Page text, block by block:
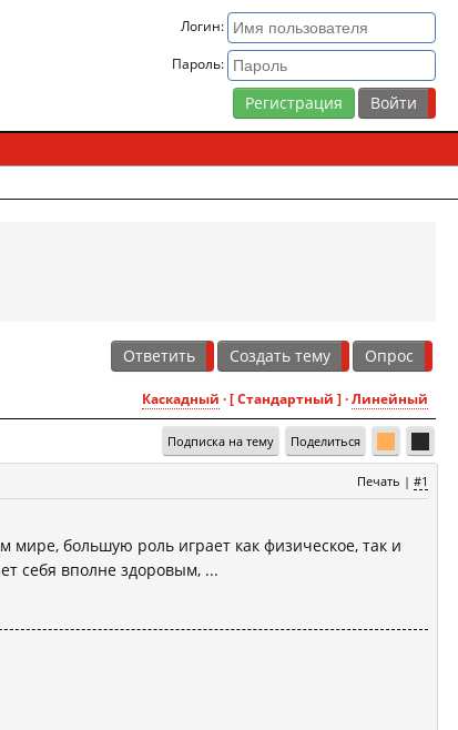
Логин:
Пароль:
Регистрация
Ответить Создать тему Опрос
Каскадный · [ Стандартный ] ·Линейный
Подписка на тему Поделиться
Печать | #1
мире, большую роль играет как физическое, так и
себя вполне здоровым, ...